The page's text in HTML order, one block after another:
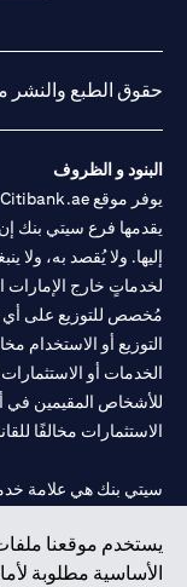
يستخدم موقعنا
الأساسية مطلوبة
tab
حقوق الطبع والنشر محفوظة
البنود و الظروف
يقدمها فرع سيتي بنك
إليها. ولا يُقصد به،
لخدماتٍ خارج الإمارات
مُخصص للتوزيع على أي
التوزيع أو الاستخدام
الخدمات أو
للأشخاص المقيمين في
الاستثمارات مخالفًا
سيتي بنك إن. إيه.